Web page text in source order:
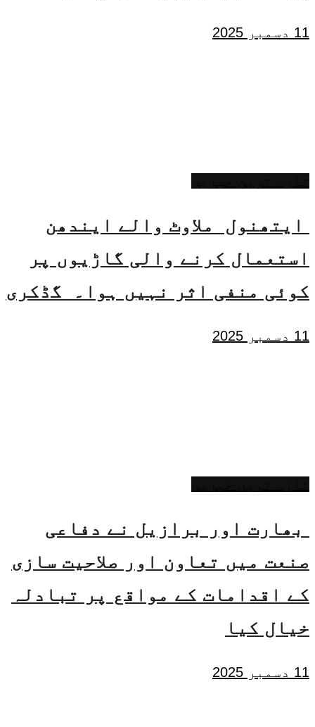
11 دسمبر 2025
ایتھنول ملاوٹ والے ایندھن
استعمال کرنے والی گاڑیوں پر
کوئی منفی اثر نہیں ہوا۔ گڈکری
11 دسمبر 2025
بھارت اور برازیل نے دفاعی
صنعت میں تعاون اور صلاحیت سازی
کے اقدامات کے مواقع پر تبادلہ
خیال کیا
11 دسمبر 2025